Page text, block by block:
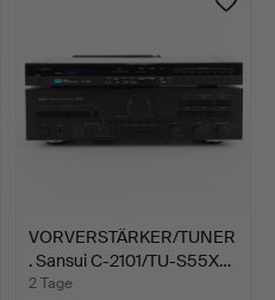
VORVERSTÄRKER/TUNER
. Sansui C-2101/TU-S55X…
2 Tage